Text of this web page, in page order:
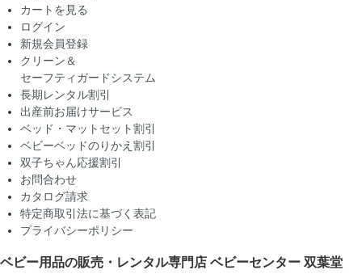
カートを見る
ログイン
新規会員登録
クリーン＆
セーフティガードシステム
長期レンタル割引
出産前お届けサービス
ベッド・マットセット割引
ベビーベッドのりかえ割引
双子ちゃん応援割引
お問合わせ
カタログ請求
特定商取引法に基づく表記
プライバシーポリシー
ベビー用品の販売・レンタル専門店 ベビーセンター 双葉堂